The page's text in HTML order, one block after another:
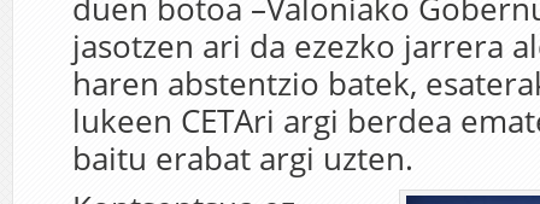
duen botoa –Valoniako
jasotzen ari da ezezko jarrera
haren abstentzio batek,
lukeen CETAri argi berdea
baitu erabat argi uzten.